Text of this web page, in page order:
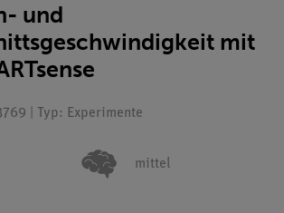
und
mit
| Typ: Experimente
mittel